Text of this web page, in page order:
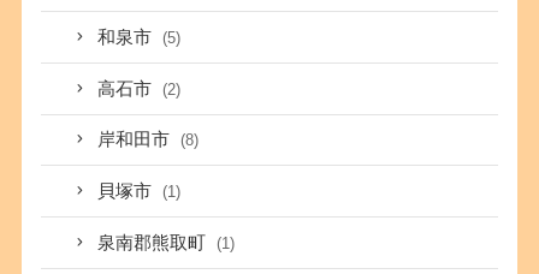
和泉市 (5)
高石市 (2)
岸和田市 (8)
貝塚市 (1)
泉南郡熊取町 (1)